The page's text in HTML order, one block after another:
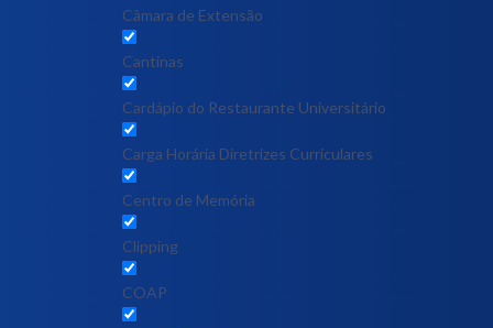
Câmara de Extensão
Cantinas
Cardápio do Restaurante Universitário
Carga Horária Diretrizes Curriculares
Centro de Memória
Clipping
COAP